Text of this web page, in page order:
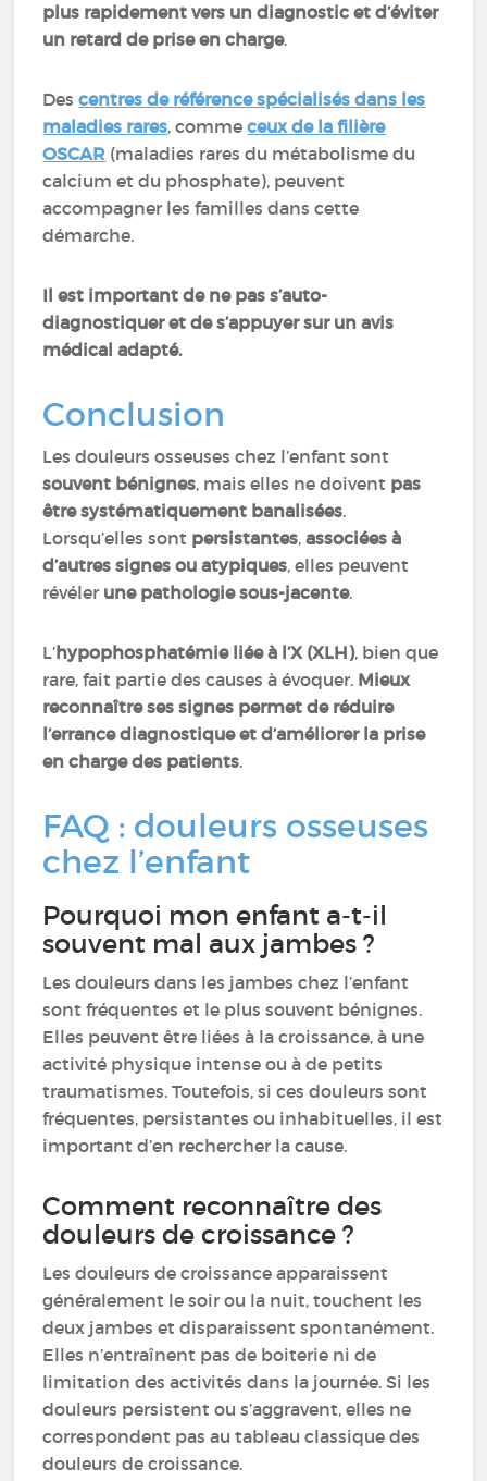
plus rapidement vers un diagnostic et d’éviter
un retard de prise en charge.
Descentres de référence spécialisés dans les
maladies rares, commeceux de la filière
OSCAR (maladies rares du métabolisme du
calcium et du phosphate), peuvent
accompagner les familles dans cette
démarche.
Il est important de ne pas s’auto-
diagnostiquer et de s’appuyer sur un avis
médical adapté.
Conclusion
Les douleurs osseuses chez l’enfant sont
souvent bénignes, mais elles ne doivent pas
être systématiquement banalisées.
Lorsqu’elles sont persistantes,associées à
d’autres signes ou atypiques, elles peuvent
révéler une pathologie sous-jacente.
L’hypophosphatémie liée à l’X (XLH), bien que
rare, fait partie des causes à évoquer. Mieux
reconnaître ses signes permet de réduire
l’errance diagnostique et d’améliorer la prise
en charge des patients.
FAQ : douleurs osseuses
chez l’enfant
Pourquoi mon enfant a-t-il
souvent mal aux jambes ?
Les douleurs dans les jambes chez l’enfant
sont fréquentes et le plus souvent bénignes.
Elles peuvent être liées à la croissance, à une
activité physique intense ou à de petits
traumatismes. Toutefois, si ces douleurs sont
fréquentes, persistantes ou inhabituelles, il est
important d’en rechercher la cause.
Comment reconnaître des
douleurs de croissance ?
Les douleurs de croissance apparaissent
généralement le soir ou la nuit, touchent les
deux jambes et disparaissent spontanément.
Elles n’entraînent pas de boiterie ni de
limitation des activités dans la journée. Si les
douleurs persistent ou s’aggravent, elles ne
correspondent pas au tableau classique des
douleurs de croissance.